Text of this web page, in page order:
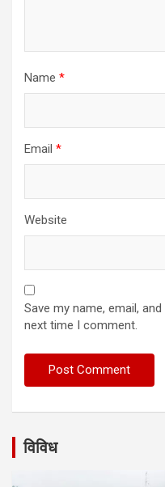
Name *
Email *
Website
Save my name, email,
next time I comment.
विविध